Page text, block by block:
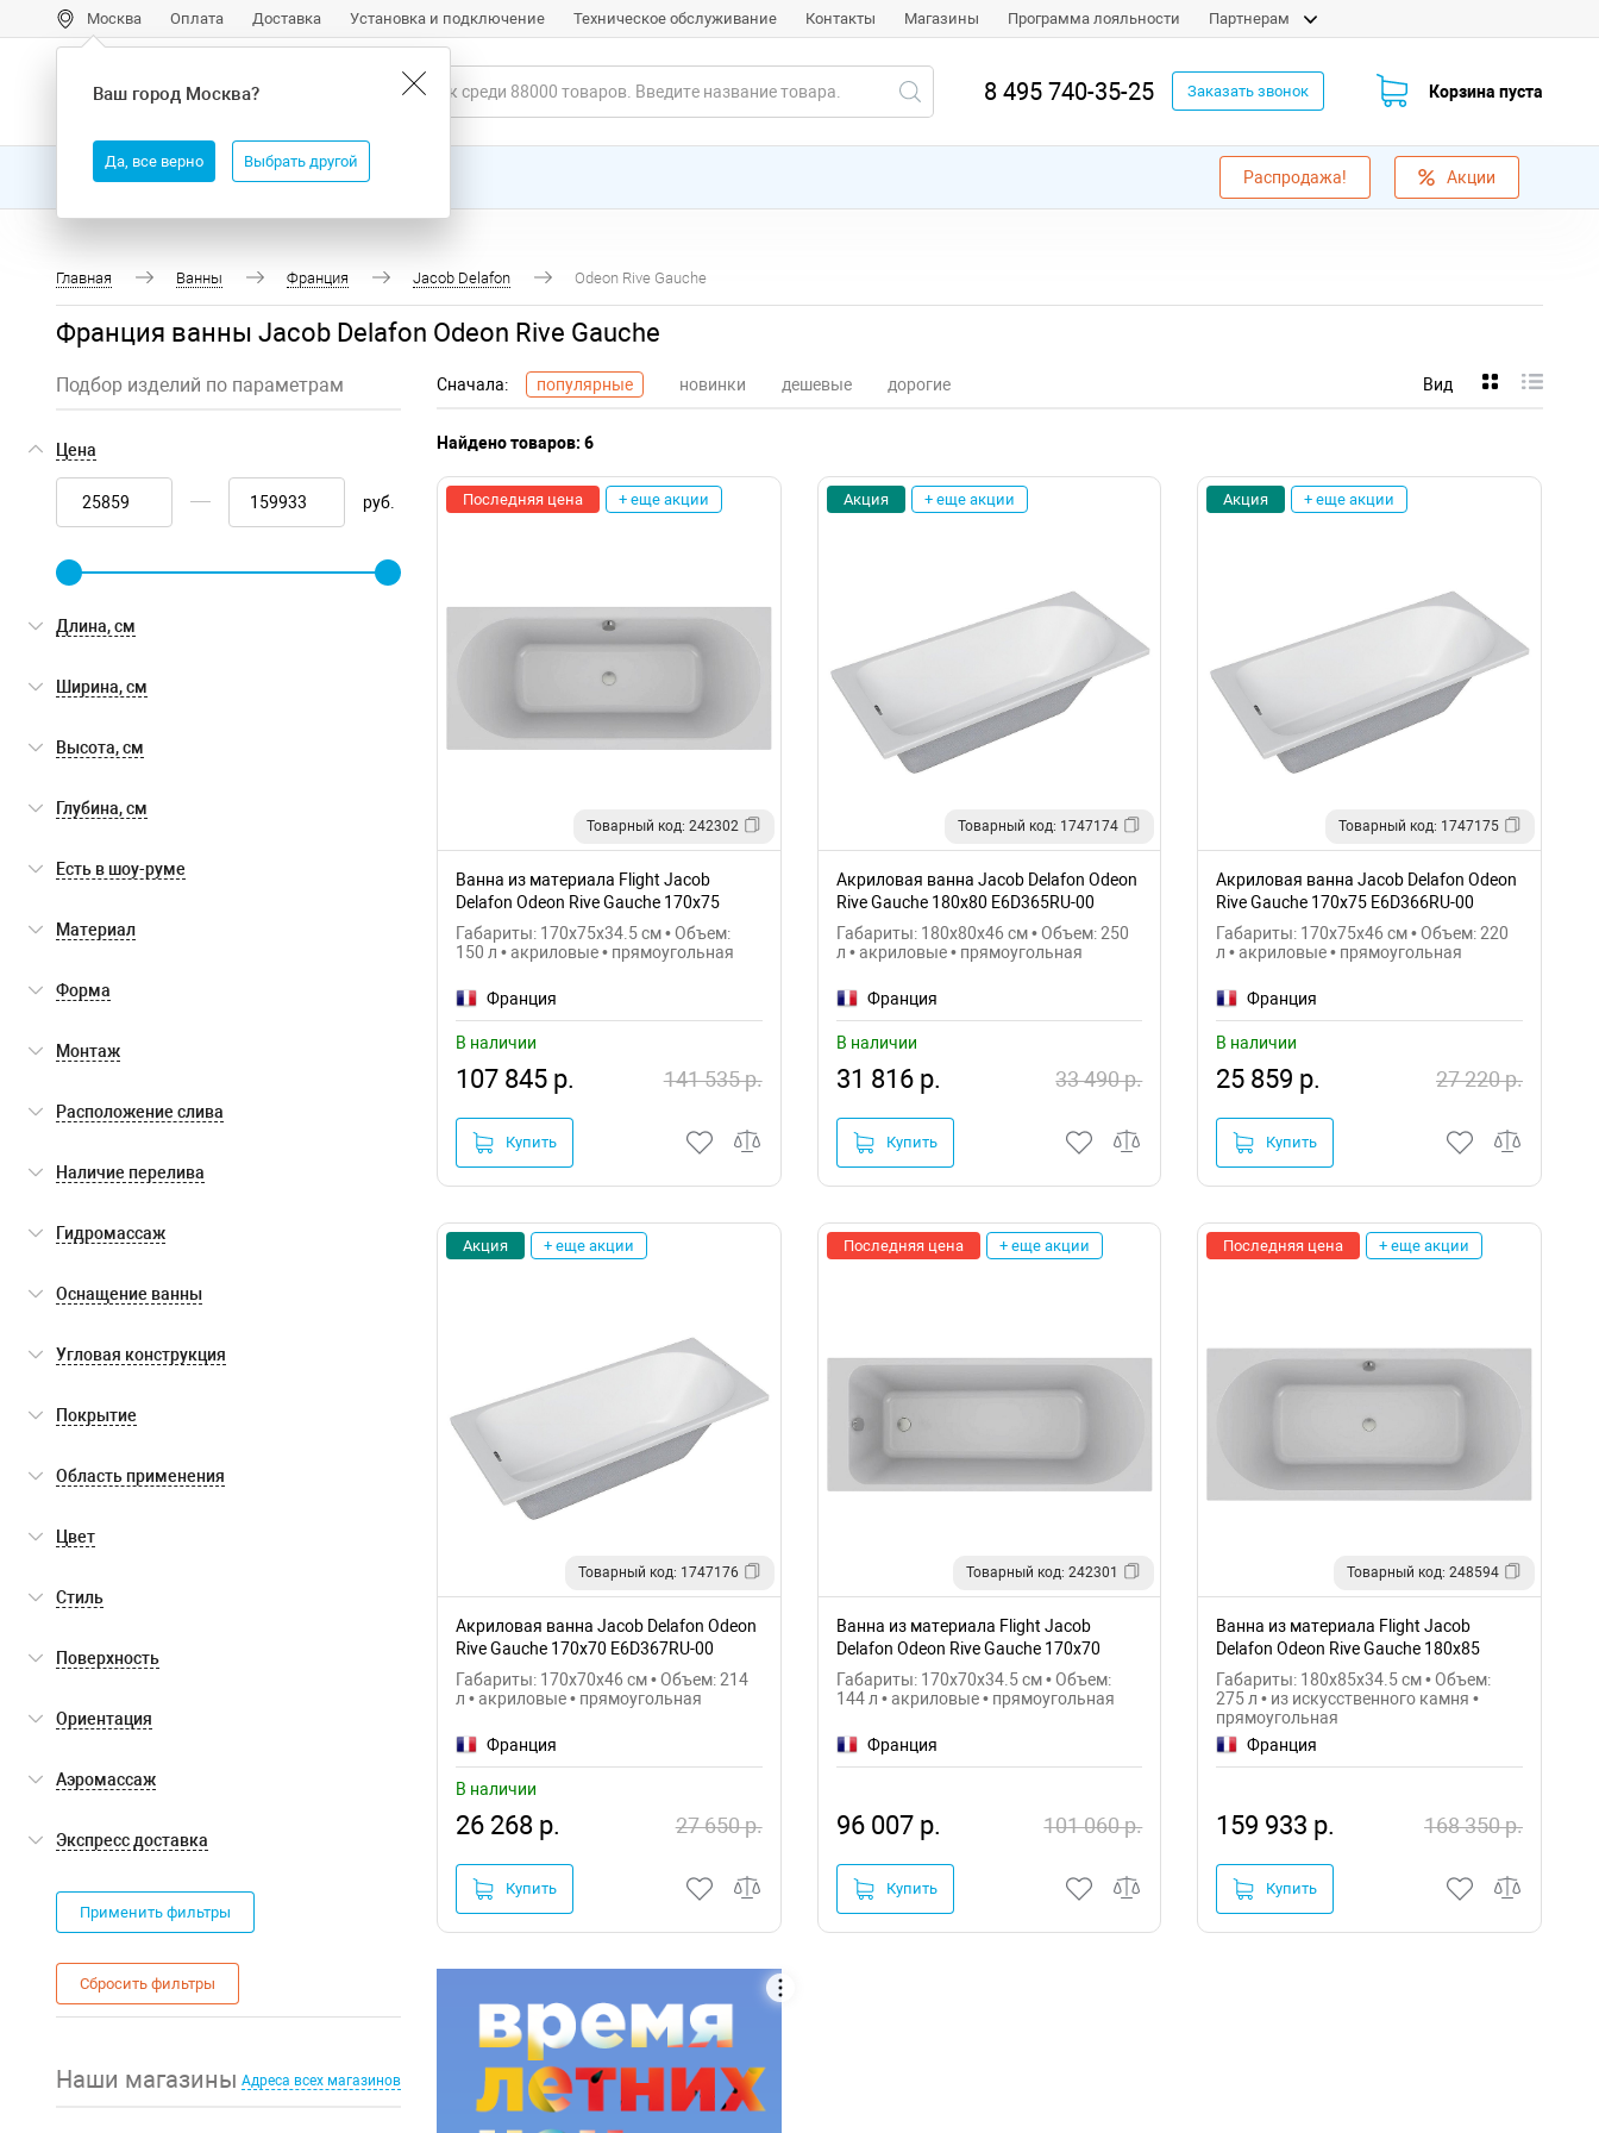
Ваш город Москва?
Да, все верно Выбрать другой
Москва Оплата Доставка Установка и подключение Техническое обслуживание Контакты Магазины Программа лояльности Партнерам
8 495 740-35-25 Заказать звонок Корзина пуста
Все товары Бренды Распродажа! Акции
Главная Ванны Франция Jacob Delafon Odeon Rive Gauche
Франция ванны Jacob Delafon Odeon Rive Gauche
Подбор изделий по параметрам
Цена
руб.
Длина, см
Ширина, см
Высота, см
Глубина, см
Есть в шоу-руме
Материал
Форма
Монтаж
Расположение слива
Наличие перелива
Гидромассаж
Оснащение ванны
Угловая конструкция
Покрытие
Область применения
Цвет
Стиль
Поверхность
Ориентация
Аэромассаж
Экспресс доставка
Экспресс доставка(0)
Применить фильтры
Сбросить фильтры
Наши магазины Адреса всех магазинов
Сначала: популярные новинки дешевые дорогие Вид
Найдено товаров: 6
Последняя цена + еще акции
Товарный код: 242302
Ванна из материала Flight Jacob
Delafon Odeon Rive Gauche 170x75
E6D152-00
Габариты: 170x75x34.5 см • Объем:
150 л • акриловые • прямоугольная
Франция
В наличии
107 845 р. 141 535 р.
Купить
Акция + еще акции
Товарный код: 1747174
Акриловая ванна Jacob Delafon Odeon
Rive Gauche 180x80 E6D365RU-00
Габариты: 180x80x46 см • Объем: 250
л • акриловые • прямоугольная
Франция
В наличии
31 816 р. 33 490 р.
Купить
Акция + еще акции
Товарный код: 1747175
Акриловая ванна Jacob Delafon Odeon
Rive Gauche 170x75 E6D366RU-00
Габариты: 170x75x46 см • Объем: 220
л • акриловые • прямоугольная
Франция
В наличии
25 859 р. 27 220 р.
Купить
Акция + еще акции
Товарный код: 1747176
Акриловая ванна Jacob Delafon Odeon
Rive Gauche 170x70 E6D367RU-00
Габариты: 170x70x46 см • Объем: 214
л • акриловые • прямоугольная
Франция
В наличии
26 268 р. 27 650 р.
Купить
Последняя цена + еще акции
Товарный код: 242301
Ванна из материала Flight Jacob
Delafon Odeon Rive Gauche 170x70
E6D151-00
Габариты: 170x70x34.5 см • Объем:
144 л • акриловые • прямоугольная
Франция
96 007 р. 101 060 р.
Купить
Последняя цена + еще акции
Товарный код: 248594
Ванна из материала Flight Jacob
Delafon Odeon Rive Gauche 180x85
E6D153-00
Габариты: 180x85x34.5 см • Объем:
275 л • из искусственного камня •
прямоугольная
Франция
159 933 р. 168 350 р.
Купить